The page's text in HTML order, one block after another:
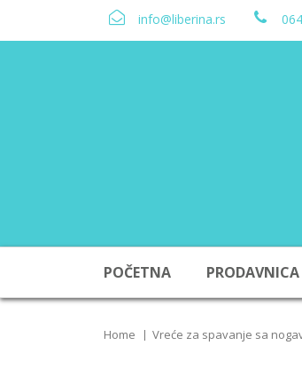
info@liberina.rs
POČETNA PRODAVNICA
Home Vreće za spavanje sa